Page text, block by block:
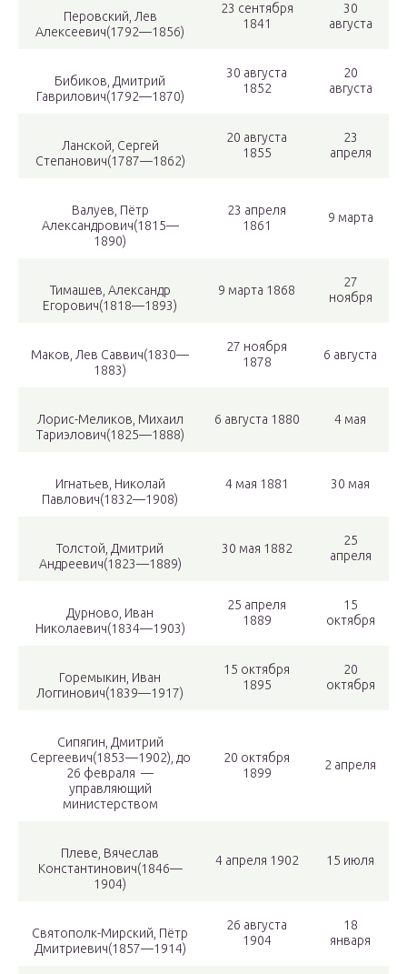
Перовский, Лев
Алексеевич(1792—1856)
23 сентября
1841
30
августа
Бибиков, Дмитрий
Гаврилович(1792—1870)
30 августа
1852
20
августа
Ланской, Сергей
Степанович(1787—1862)
20 августа
1855
23
апреля
Валуев, Пётр
Александрович(1815—
1890)
23 апреля
1861
9 марта
Тимашев, Александр
Егорович(1818—1893)
9 марта 1868
27
ноября
Маков, Лев Саввич(1830—
1883)
27 ноября
1878
6 августа
Лорис-Меликов, Михаил
Тариэлович(1825—1888)
6 августа 1880 4 мая
Игнатьев, Николай
Павлович(1832—1908)
4 мая 1881 30 мая
Толстой, Дмитрий
Андреевич(1823—1889)
30 мая 1882
25
апреля
Дурново, Иван
Николаевич(1834—1903)
25 апреля
1889
15
октября
Горемыкин, Иван
Логгинович(1839—1917)
15 октября
1895
20
октября
Сипягин, Дмитрий
Сергеевич(1853—1902), до
26 февраля —
управляющий
министерством
20 октября
1899
2 апреля
Плеве, Вячеслав
Константинович(1846—
1904)
4 апреля 1902 15 июля
Святополк-Мирский, Пётр
Дмитриевич(1857—1914)
26 августа
1904
18
января